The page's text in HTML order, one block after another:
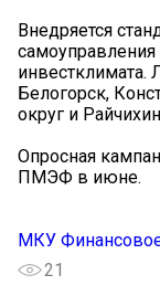
Внедряется
инвестклимата.
Белогорск,
округ и
Опросная
ПМЭФ в июне.
МКУ Финансовое
21